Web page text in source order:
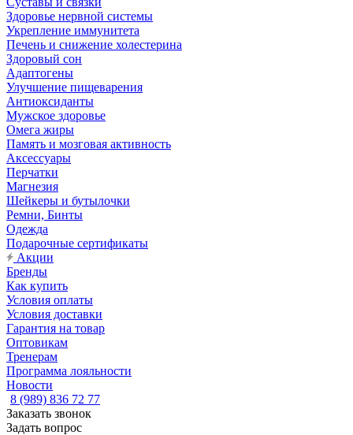
Здоровье нервной системы
Укрепление иммунитета
Печень и снижение холестерина
Здоровый сон
Адаптогены
Улучшение пищеварения
Антиоксиданты
Мужское здоровье
Омега жиры
Память и мозговая активность
Аксессуары
Перчатки
Магнезия
Шейкеры и бутылочки
Ремни, Бинты
Одежда
Подарочные сертификаты
Акции
Бренды
Как купить
Условия оплаты
Условия доставки
Гарантия на товар
Оптовикам
Тренерам
Программа лояльности
Новости
8 (989) 836 72 77
Заказать звонок
Задать вопрос